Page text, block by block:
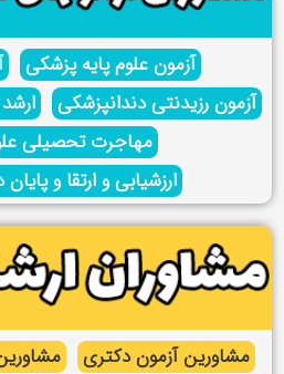
آزمون علوم پایه پزشکی
آزمون رزیدنتی دندانپزشکی
مهاجرت تحصیلی
ارزشیابی و ارتقا و
مشاورین آزمون دکتری